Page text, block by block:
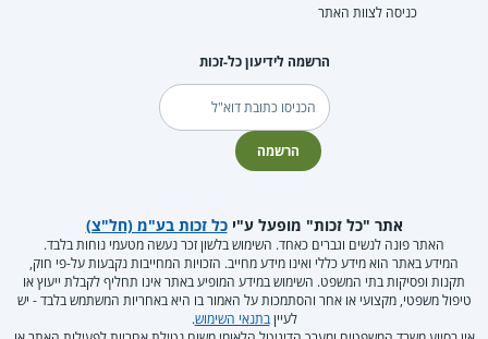
כניסה לצוות האתר
הרשמה לידיעון כל-זכות
דוא"ל
הרשמה
אתר "כל זכות" מופעל ע"יכל זכות בע"מ (חל"צ)
האתר פונה לנשים וגברים כאחד. השימוש בלשון זכר נעשה מטעמי נוחות בלבד.
המידע באתר הוא מידע כללי ואינו מידע מחייב. הזכויות המחייבות נקבעות על-פי חוק,
תקנות ופסיקות בתי המשפט. השימוש במידע המופיע באתר אינו תחליף לקבלת ייעוץ או
טיפול משפטי, מקצועי או אחר והסתמכות על האמור בו היא באחריות המשתמש בלבד - יש
לעייןבתנאי השימוש.